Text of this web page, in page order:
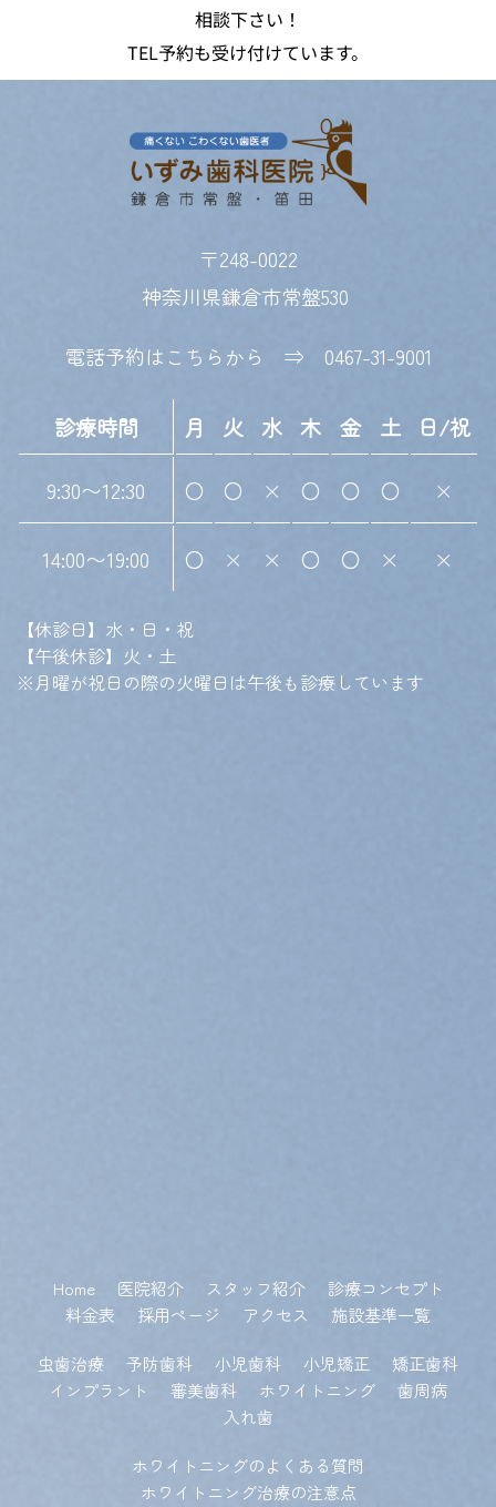
相談下さい！
TEL予約も受け付けています。
〒248-0022
神奈川県鎌倉市常盤530
電話予約はこちらから　⇒ 0467-31-9001
診療時間 月 火 水 木 金 土 日/祝
9:30〜12:30 〇 〇 × 〇 〇 〇 ×
14:00〜19:00 〇 × × 〇 〇 × ×
【休診日】水・日・祝
【午後休診】火・土
※月曜が祝日の際の火曜日は午後も診療しています
Home 医院紹介 スタッフ紹介
診療コンセプト
料金表
採用ページ アクセス 施設基準一覧
虫歯治療 予防歯科 小児歯科 小児矯正
矯正歯科
インプラント
審美歯科 ホワイトニング
歯周病
入れ歯
ホワイトニングのよくある質問
ホワイトニング治療の注意点